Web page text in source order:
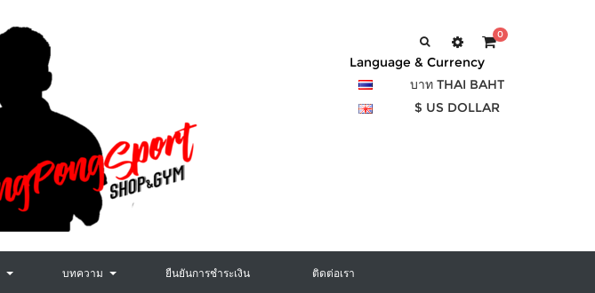
0
Language & Currency
บาท THAI BAHT
$ US DOLLAR
บทความ ยืนยันการชำระเงิน ติดต่อเรา